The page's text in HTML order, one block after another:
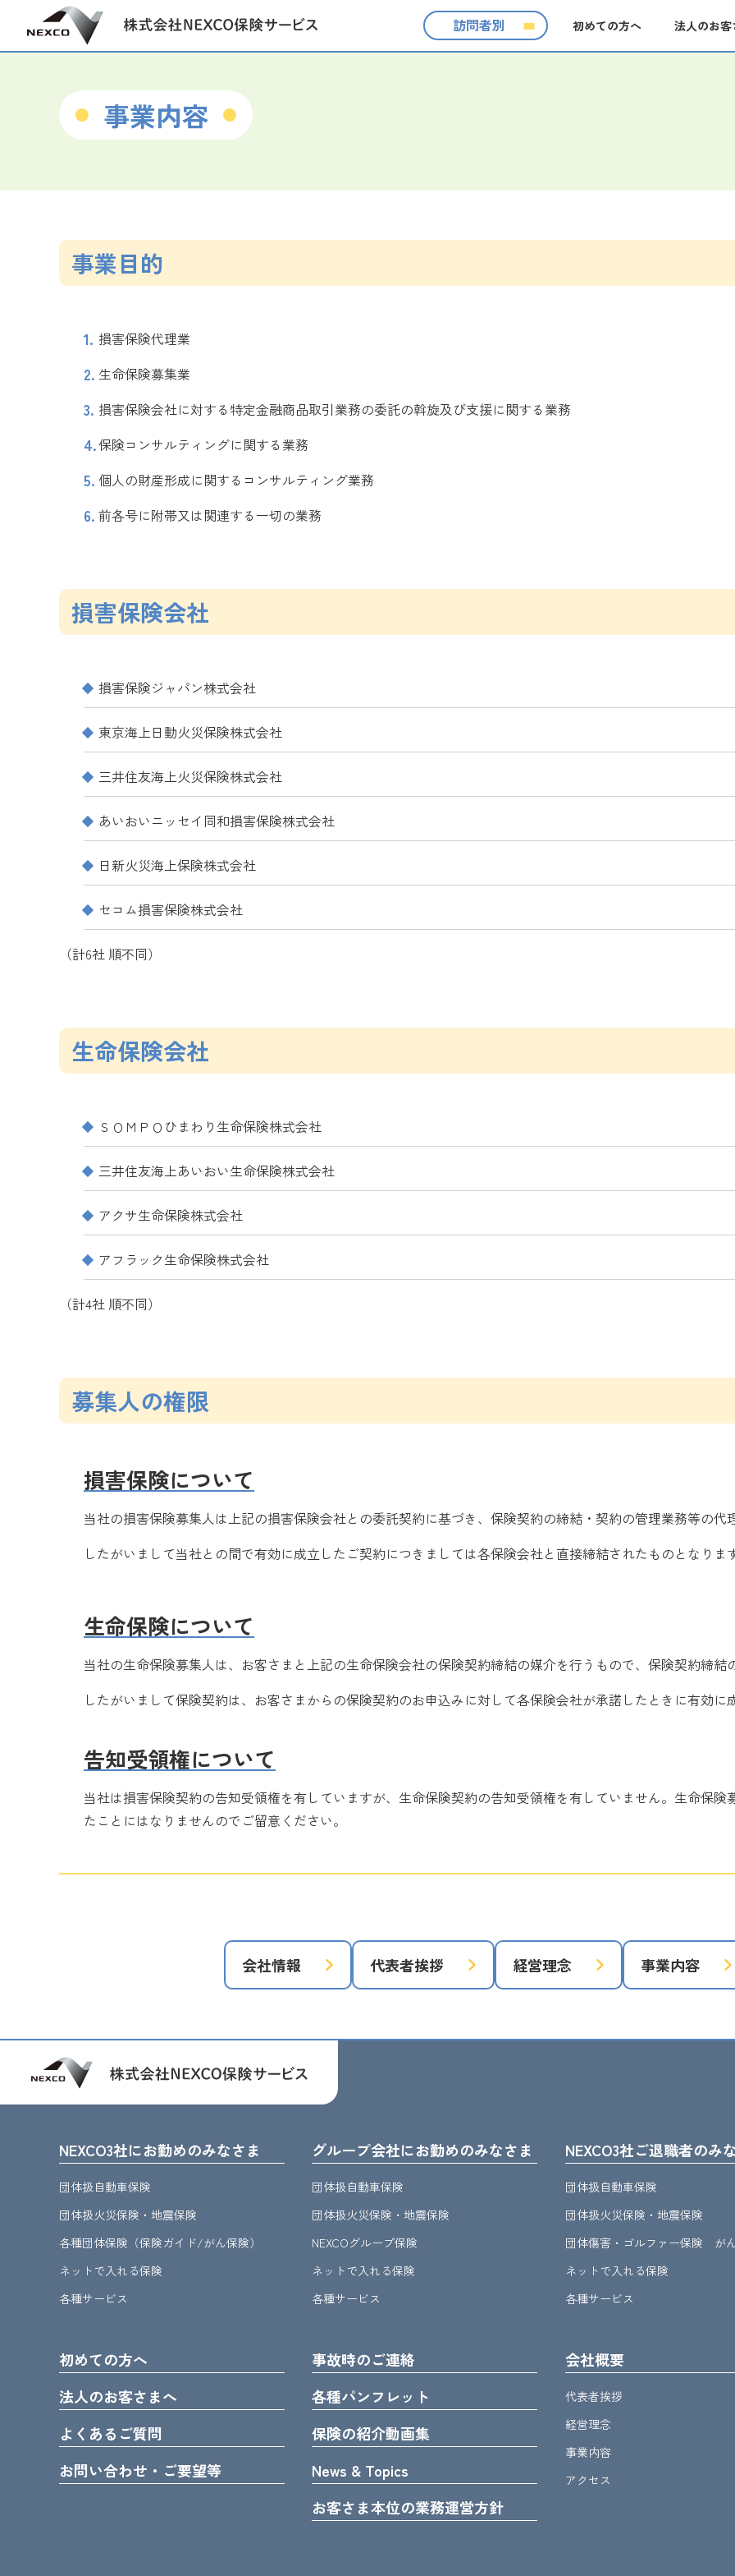
訪問者別 初めての方へ 法人のお
事業内容
事業目的
損害保険代理業
生命保険募集業
損害保険会社に対する特定金融商品取引業務の委託の斡旋及び支援に関する業務
保険コンサルティングに関する業務
個人の財産形成に関するコンサルティング業務
前各号に附帯又は関連する一切の業務
損害保険会社
損害保険ジャパン株式会社
東京海上日動火災保険株式会社
三井住友海上火災保険株式会社
あいおいニッセイ同和損害保険株式会社
日新火災海上保険株式会社
セコム損害保険株式会社
（計6社 順不同）
生命保険会社
ＳＯＭＰＯひまわり生命保険株式会社
三井住友海上あいおい生命保険株式会社
アクサ生命保険株式会社
アフラック生命保険株式会社
（計4社 順不同）
募集人の権限
損害保険について
当社の損害保険募集人は上記の損害保険会社との委託契約に基づき、保険契約の締結・契約の管理業務等の代
したがいまして当社との間で有効に成立したご契約につきましては各保険会社と直接締結されたものとなりま
生命保険について
当社の生命保険募集人は、お客さまと上記の生命保険会社の保険契約締結の媒介を行うもので、保険契約締結
したがいまして保険契約は、お客さまからの保険契約のお申込みに対して各保険会社が承諾したときに有効に
告知受領権について
当社は損害保険契約の告知受領権を有していますが、生命保険契約の告知受領権を有していません。生命保
たことにはなりませんのでご留意ください。
会社情報 代表者挨拶 経営理念 事業内容
NEXCO3社にお勤めのみなさま
団体扱自動車保険
団体扱火災保険・地震保険
各種団体保険（保険ガイド/がん保険）
ネットで入れる保険
各種サービス
グループ会社にお勤めのみなさま
団体扱自動車保険
団体扱火災保険・地震保険
NEXCOグループ保険
ネットで入れる保険
各種サービス
NEXCO3社ご退職者のみ
団体扱自動車保険
団体扱火災保険・地震保険
団体傷害・ゴルファー保険 が
ネットで入れる保険
各種サービス
初めての方へ
法人のお客さまへ
よくあるご質問
お問い合わせ・ご要望等
事故時のご連絡
各種パンフレット
保険の紹介動画集
News & Topics
お客さま本位の業務運営方針
会社概要
代表者挨拶
経営理念
事業内容
アクセス